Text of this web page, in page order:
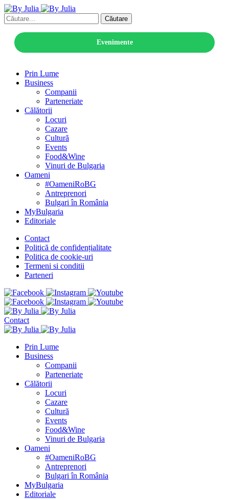
Căutare
Evenimente
Prin Lume
Business
Companii
Parteneriate
Călătorii
Locuri
Cazare
Cultură
Events
Food&Wine
Vinuri de Bulgaria
Oameni
#OameniRoBG
Antreprenori
Bulgari în România
MyBulgaria
Editoriale
Contact
Politică de confidențialitate
Politica de cookie-uri
Termeni si conditii
Parteneri
Contact
Prin Lume
Business
Companii
Parteneriate
Călătorii
Locuri
Cazare
Cultură
Events
Food&Wine
Vinuri de Bulgaria
Oameni
#OameniRoBG
Antreprenori
Bulgari în România
MyBulgaria
Editoriale